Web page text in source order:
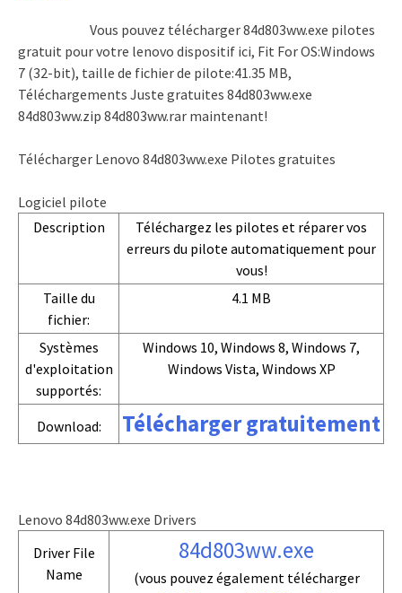
Vous pouvez télécharger 84d803ww.exe pilotes
gratuit pour votre lenovo dispositif ici, Fit For OS:Windows
7 (32-bit), taille de fichier de pilote:41.35 MB,
Téléchargements Juste gratuites 84d803ww.exe
84d803ww.zip 84d803ww.rar maintenant!
Télécharger Lenovo 84d803ww.exe Pilotes gratuites
Logiciel pilote
Description
Téléchargez les pilotes et réparer vos
erreurs du pilote automatiquement pour
vous!
Taille du
fichier:
4.1 MB
Systèmes
d'exploitation
supportés:
Windows 10, Windows 8, Windows 7,
Windows Vista, Windows XP
Download: Télécharger gratuitement
Lenovo 84d803ww.exe Drivers
Driver File
Name
84d803ww.exe
(vous pouvez également télécharger